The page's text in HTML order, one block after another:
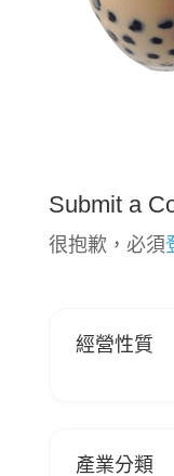
Submit a
很抱歉，必須
經營性質
產業分類